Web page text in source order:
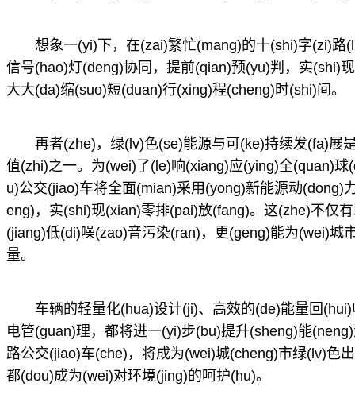
想象一(yi)下，在(zai)繁忙(mang)的十(shi)字(zi)
信号(hao)灯(deng)协同，提前(qian)预(yu)判，实(shi)
大大(da)缩(suo)短(duan)行(xing)程(cheng)时(shi)间。
再者(zhe)，绿(lv)色(se)能源与可(ke)持续发(fa)展
值(zhi)之一。为(wei)了(le)响(xiang)应(ying)全(quan)
u)公交(jiao)车将全面(mian)采用(yong)新能源动(dong)
eng)，实(shi)现(xian)零排(pai)放(fang)。这(zhe)不仅
(jiang)低(di)噪(zao)音污染(ran)，更(geng)能为(wei)城
量。
车辆的轻量化(hua)设计(ji)、高效的(de)能量回
电管(guan)理，都将进一(yi)步(bu)提升(sheng)能
路公交(jiao)车(che)，将成为(wei)城(cheng)市绿(lv)色
都(dou)成为(wei)对环境(jing)的呵护(hu)。